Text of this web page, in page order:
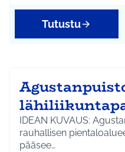
Tutustu
IDEAN KUVAUS:
rauhallisen
pääsee…